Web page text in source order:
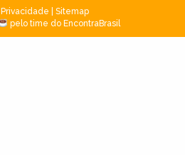
Privacidade
Sitemap
pelo time do EncontraBrasil